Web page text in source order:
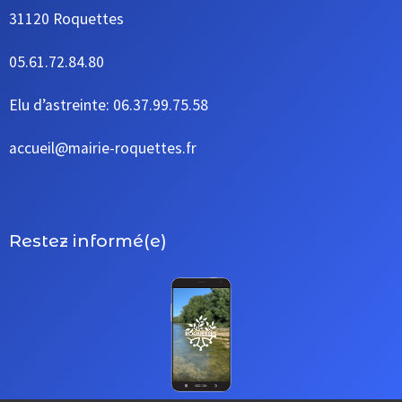
31120 Roquettes
05.61.72.84.80
Elu d’astreinte: 06.37.99.75.58
accueil@mairie-roquettes.fr
Restez informé(e)